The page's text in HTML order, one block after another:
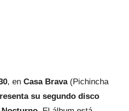
, en Casa Brava(Pichincha
su segundo disco